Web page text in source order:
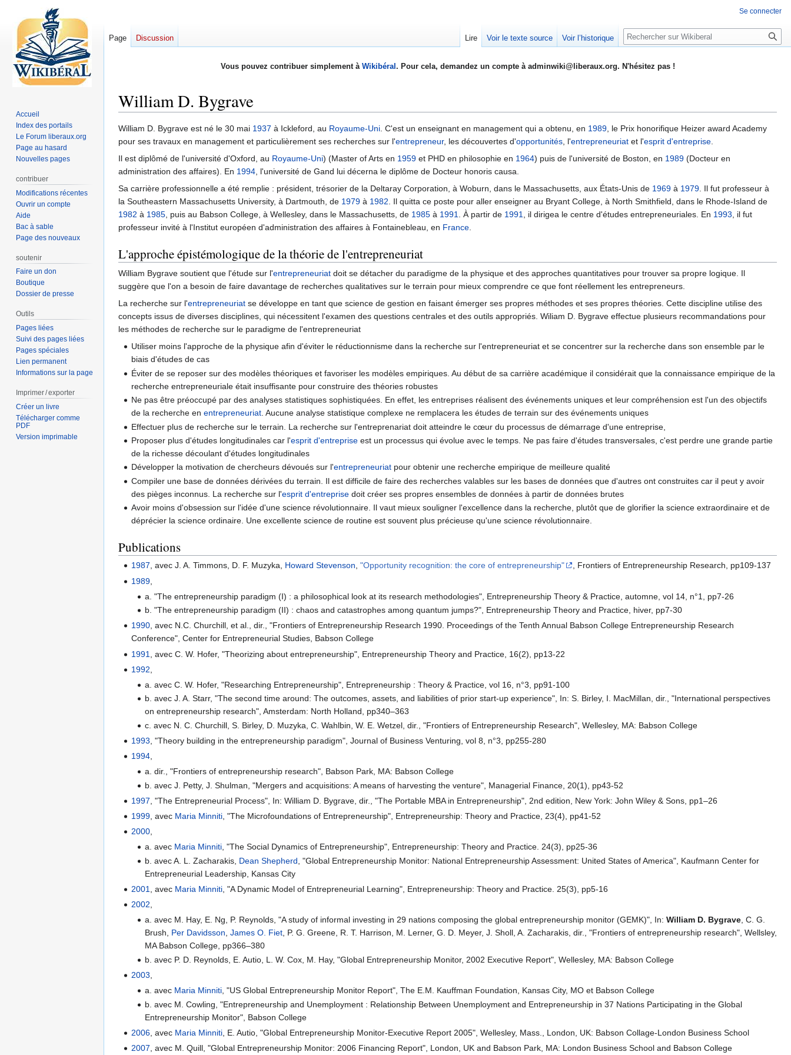
Vous pouvez contribuer simplement à Wikibéral . Pour cela, demandez un compte à adminwiki@liberaux.org. N'hésitez pas !
William D. Bygrave
Aller
à
la
navigation
Aller
à
la
recherche
William D. Bygrave est né le 30 mai 1937 à Ickleford, au Royaume-Uni. C'est un enseignant en management qui a obtenu, en 1989, le Prix honorifique Heizer award Academy
pour ses travaux en management et particulièrement ses recherches sur l'entrepreneur, les découvertes d'opportunités, l'entrepreneuriat et l'esprit d'entreprise.
Il est diplômé de l'université d'Oxford, au Royaume-Uni) (Master of Arts en 1959 et PHD en philosophie en 1964) puis de l'université de Boston, en 1989 (Docteur en
administration des affaires). En 1994, l'université de Gand lui décerna le diplôme de Docteur honoris causa.
Sa carrière professionnelle a été remplie : président, trésorier de la Deltaray Corporation, à Woburn, dans le Massachusetts, aux États-Unis de 1969 à 1979. Il fut professeur à
la Southeastern Massachusetts University, à Dartmouth, de 1979 à 1982. Il quitta ce poste pour aller enseigner au Bryant College, à North Smithfield, dans le Rhode-Island de
1982 à 1985, puis au Babson College, à Wellesley, dans le Massachusetts, de 1985 à 1991. À partir de 1991, il dirigea le centre d'études entrepreneuriales. En 1993, il fut
professeur invité à l'Institut européen d'administration des affaires à Fontainebleau, en France.
L'approche épistémologique de la théorie de l'entrepreneuriat
William Bygrave soutient que l'étude sur l'entrepreneuriat doit se détacher du paradigme de la physique et des approches quantitatives pour trouver sa propre logique. Il
suggère que l'on a besoin de faire davantage de recherches qualitatives sur le terrain pour mieux comprendre ce que font réellement les entrepreneurs.
La recherche sur l'entrepreneuriat se développe en tant que science de gestion en faisant émerger ses propres méthodes et ses propres théories. Cette discipline utilise des
concepts issus de diverses disciplines, qui nécessitent l'examen des questions centrales et des outils appropriés. Wiliam D. Bygrave effectue plusieurs recommandations pour
les méthodes de recherche sur le paradigme de l'entrepreneuriat
Utiliser moins l'approche de la physique afin d'éviter le réductionnisme dans la recherche sur l'entrepreneuriat et se concentrer sur la recherche dans son ensemble par le
biais d'études de cas
Éviter de se reposer sur des modèles théoriques et favoriser les modèles empiriques. Au début de sa carrière académique il considérait que la connaissance empirique de la
recherche entrepreneuriale était insuffisante pour construire des théories robustes
Ne pas être préoccupé par des analyses statistiques sophistiquées. En effet, les entreprises réalisent des événements uniques et leur compréhension est l'un des objectifs
de la recherche enentrepreneuriat. Aucune analyse statistique complexe ne remplacera les études de terrain sur des événements uniques
Effectuer plus de recherche sur le terrain. La recherche sur l'entreprenariat doit atteindre le cœur du processus de démarrage d'une entreprise,
Proposer plus d'études longitudinales car l'esprit d'entreprise est un processus qui évolue avec le temps. Ne pas faire d'études transversales, c'est perdre une grande partie
de la richesse découlant d'études longitudinales
Développer la motivation de chercheurs dévoués sur l'entrepreneuriat pour obtenir une recherche empirique de meilleure qualité
Compiler une base de données dérivées du terrain. Il est difficile de faire des recherches valables sur les bases de données que d'autres ont construites car il peut y avoir
des pièges inconnus. La recherche sur l'esprit d'entreprise doit créer ses propres ensembles de données à partir de données brutes
Avoir moins d'obsession sur l'idée d'une science révolutionnaire. Il vaut mieux souligner l'excellence dans la recherche, plutôt que de glorifier la science extraordinaire et de
déprécier la science ordinaire. Une excellente science de routine est souvent plus précieuse qu'une science révolutionnaire.
Publications
1987, avec J. A. Timmons, D. F. Muzyka, Howard Stevenson,"Opportunity recognition: the core of entrepreneurship"
, Frontiers of Entrepreneurship Research, pp109-137
1989
a. "The entrepreneurship paradigm (I) : a philosophical look at its research methodologies", Entrepreneurship Theory & Practice, automne, vol 14, n°1, pp7-26
b. "The entrepreneurship paradigm (II) : chaos and catastrophes among quantum jumps?", Entrepreneurship Theory and Practice, hiver, pp7-30
1990, avec N.C. Churchill, et al., dir., "Frontiers of Entrepreneurship Research 1990. Proceedings of the Tenth Annual Babson College Entrepreneurship Research
Conference", Center for Entrepreneurial Studies, Babson College
1991
, avec C. W. Hofer, "Theorizing about entrepreneurship", Entrepreneurship Theory and Practice, 16(2), pp13‐22
1992
a. avec C. W. Hofer, "Researching Entrepreneurship", Entrepreneurship : Theory & Practice, vol 16, n°3, pp91-100
b. avec J. A. Starr, "The second time around: The outcomes, assets, and liabilities of prior start-up experience", In: S. Birley, I. MacMillan, dir., "International perspectives
on entrepreneurship research", Amsterdam: North Holland, pp340–363
c. avec N. C. Churchill, S. Birley, D. Muzyka, C. Wahlbin, W. E. Wetzel, dir., "Frontiers of Entrepreneurship Research", Wellesley, MA: Babson College
1993 , "Theory building in the entrepreneurship paradigm", Journal of Business Venturing, vol 8, n°3, pp255-280
1994
a. dir., "Frontiers of entrepreneurship research", Babson Park, MA: Babson College
b. avec J. Petty, J. Shulman, "Mergers and acquisitions: A means of harvesting the venture", Managerial Finance, 20(1), pp43-52
1997 , "The Entrepreneurial Process", In: William D. Bygrave, dir., "The Portable MBA in Entrepreneurship", 2nd edition, New York: John Wiley & Sons, pp1–26
1999 , avec Maria Minniti , "The Microfoundations of Entrepreneurship", Entrepreneurship: Theory and Practice, 23(4), pp41-52
2000,
a. avec Maria Minniti, "The Social Dynamics of Entrepreneurship", Entrepreneurship: Theory and Practice. 24(3), pp25-36
b. avec A. L. Zacharakis, Dean Shepherd , "Global Entrepreneurship Monitor: National Entrepreneurship Assessment: United States of America", Kaufmann Center for
Entrepreneurial Leadership, Kansas City
2001
, avec Maria Minniti , "A Dynamic Model of Entrepreneurial Learning", Entrepreneurship: Theory and Practice. 25(3), pp5-16
2002,
a. avec M. Hay, E. Ng, P. Reynolds, "A study of informal investing in 29 nations composing the global entrepreneurship monitor (GEMK)", In: William D. Bygrave, C. G.
Brush, Per Davidsson, James O. Fiet, P. G. Greene, R. T. Harrison, M. Lerner, G. D. Meyer, J. Sholl, A. Zacharakis, dir., "Frontiers of entrepreneurship research", Wellsley,
MA Babson College, pp366–380
b. avec P. D. Reynolds, E. Autio, L. W. Cox, M. Hay, "Global Entrepreneurship Monitor, 2002 Executive Report", Wellesley, MA: Babson College
2003
a. avec Maria Minniti, "US Global Entrepreneurship Monitor Report", The E.M. Kauffman Foundation, Kansas City, MO et Babson College
b. avec M. Cowling, "Entrepreneurship and Unemployment : Relationship Between Unemployment and Entrepreneurship in 37 Nations Participating in the Global
Entrepreneurship Monitor", Babson College
2006 , avec Maria Minniti , E. Autio, "Global Entrepreneurship Monitor-Executive Report 2005", Wellesley, Mass., London, UK: Babson Collage-London Business School
2007 , avec M. Quill, "Global Entrepreneurship Monitor: 2006 Financing Report", London, UK and Babson Park, MA: London Business School and Babson College
Se connecter
Page Discussion Lire Voir le texte source Voir l’historique Rechercher
Accueil
Index des portails
Le Forum liberaux.org
Page au hasard
Nouvelles pages
contribuer
Modifications récentes
Ouvrir un compte
Aide
Bac à sable
Page des nouveaux
soutenir
Faire un don
Boutique
Dossier de presse
Outils
Pages liées
Suivi des pages liées
Pages spéciales
Lien permanent
Informations sur la page
Imprimer / exporter
Créer un livre
Télécharger comme
PDF
Version imprimable